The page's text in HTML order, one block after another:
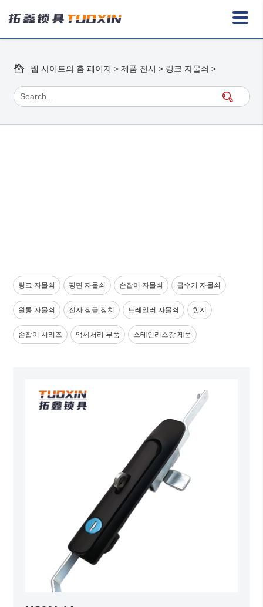
웹 사이트의 홈 페이지 >제품 전시 > 링크 자물쇠 >
링크 자물쇠 평면 자물쇠 손잡이 자물쇠 급수기 자물쇠
원통 자물쇠 전자 잠금 장치 트레일러 자물쇠 힌지
손잡이 시리즈 액세서리 부품 스테인리스강 제품